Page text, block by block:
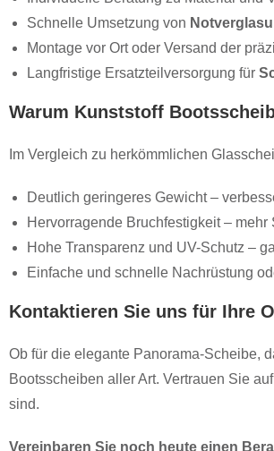
Schnelle Umsetzung von
Montage vor Ort oder Versand der
Langfristige Ersatzteilversorgung für
Warum Kunststoff
Im Vergleich zu herkömmlichen
Deutlich geringeres Gewicht –
Hervorragende Bruchfestigkeit –
Hohe Transparenz und UV-Schutz –
Einfache und schnelle Nachrüstung
Kontaktieren Sie uns für Ihre
Ob für die elegante Panorama-Scheibe,
Bootsscheiben aller Art. Vertrauen Sie
sind.
Vereinbaren Sie noch heute einen